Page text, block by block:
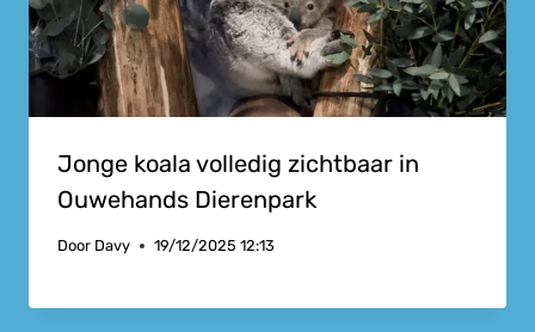
Jonge koala volledig zichtbaar in
Ouwehands Dierenpark
Door Davy 19/12/2025 12:13